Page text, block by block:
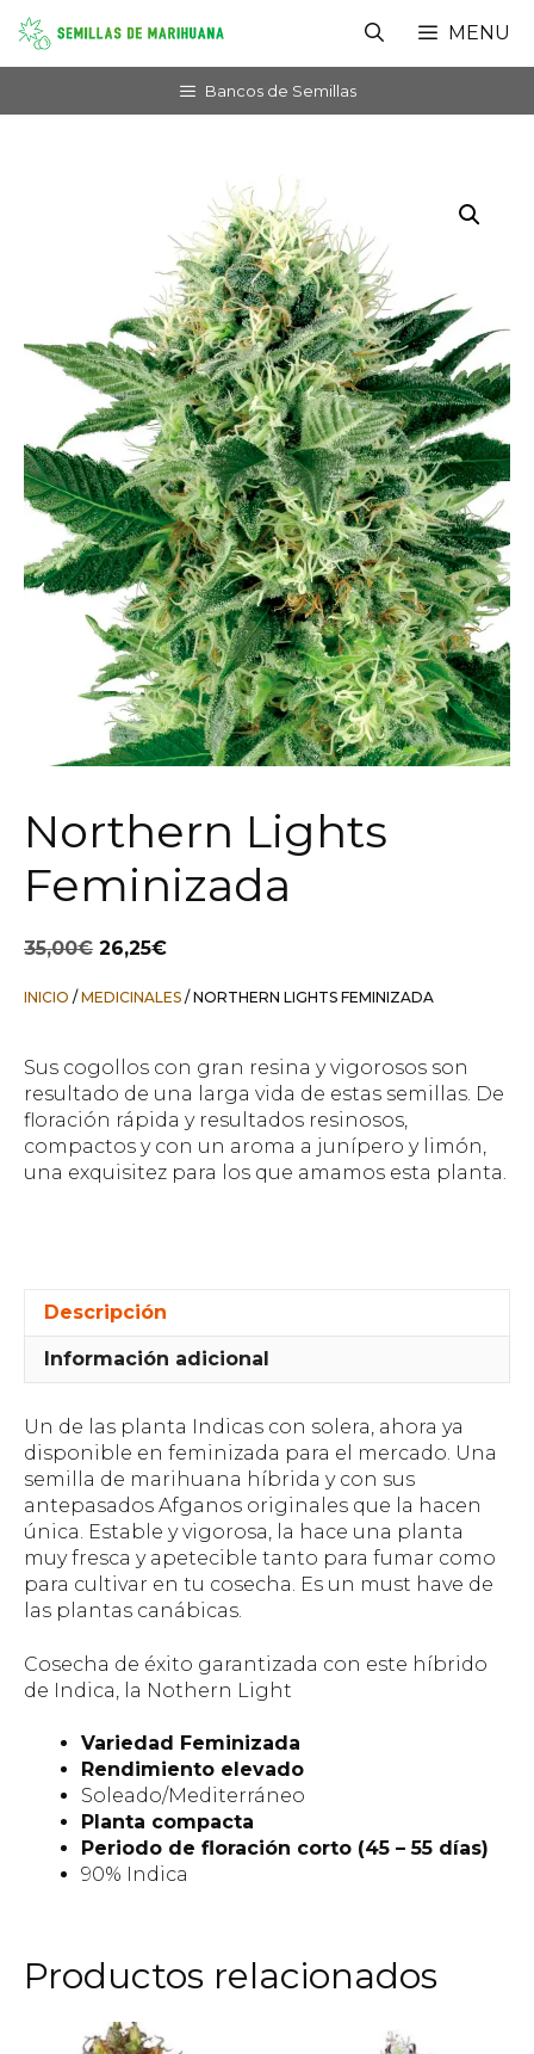
Saltar
contenido
MENU
Bancos de Semillas
Northern Lights
Feminizada
35,00€
precio
original
26,25€
precio
actual
INICIO / MEDICINALES / NORTHERN LIGHTS FEMINIZADA
Sus cogollos con gran resina y vigorosos son
resultado de una larga vida de estas semillas. De
floración rápida y resultados resinosos,
compactos y con un aroma a junípero y limón,
una exquisitez para los que amamos esta planta.
Descripción
Información adicional
Un de las planta Indicas con solera, ahora ya
disponible en feminizada para el mercado. Una
semilla de marihuana híbrida y con sus
antepasados Afganos originales que la hacen
única. Estable y vigorosa, la hace una planta
muy fresca y apetecible tanto para fumar como
para cultivar en tu cosecha. Es un must have de
las plantas canábicas.
Cosecha de éxito garantizada con este híbrido
de Indica, la Nothern Light
Variedad Feminizada
Rendimiento elevado
Soleado/Mediterráneo
Planta compacta
Periodo de floración corto (45 – 55 días)
90% Indica
Productos relacionados